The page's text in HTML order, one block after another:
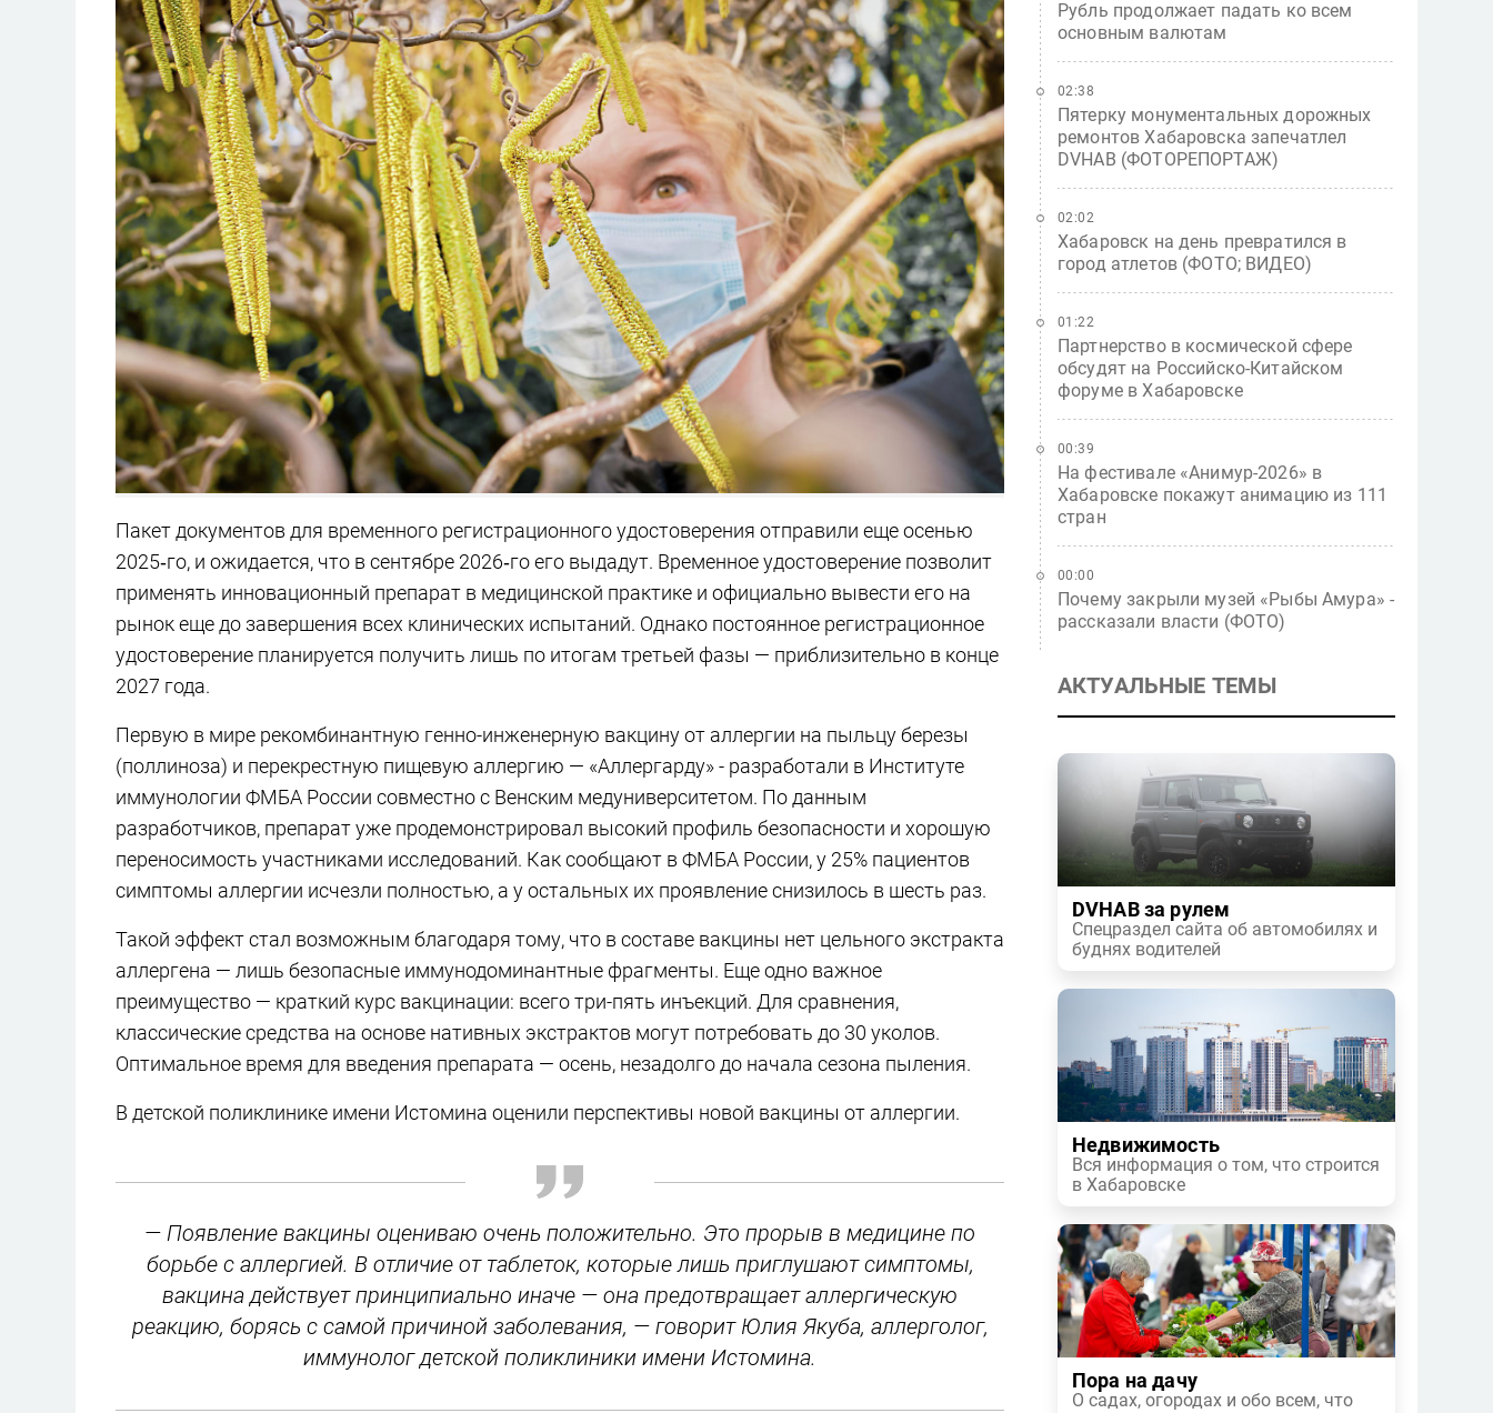
Пакет документов для временного регистрационного удостоверения отправили еще осенью
2025‑го, и ожидается, что в сентябре 2026‑го его выдадут. Временное удостоверение позволит
применять инновационный препарат в медицинской практике и официально вывести его на
рынок еще до завершения всех клинических испытаний. Однако постоянное регистрационное
удостоверение планируется получить лишь по итогам третьей фазы — приблизительно в конце
2027 года.
Первую в мире рекомбинантную генно-инженерную вакцину от аллергии на пыльцу березы
(поллиноза) и перекрестную пищевую аллергию — «Аллергарду» - разработали в Институте
иммунологии ФМБА России совместно с Венским медуниверситетом. По данным
разработчиков, препарат уже продемонстрировал высокий профиль безопасности и хорошую
переносимость участниками исследований. Как сообщают в ФМБА России, у 25% пациентов
симптомы аллергии исчезли полностью, а у остальных их проявление снизилось в шесть раз.
Такой эффект стал возможным благодаря тому, что в составе вакцины нет цельного экстракта
аллергена — лишь безопасные иммунодоминантные фрагменты. Еще одно важное
преимущество — краткий курс вакцинации: всего три-пять инъекций. Для сравнения,
классические средства на основе нативных экстрактов могут потребовать до 30 уколов.
Оптимальное время для введения препарата — осень, незадолго до начала сезона пыления.
В детской поликлинике имени Истомина оценили перспективы новой вакцины от аллергии.
— Появление вакцины оцениваю очень положительно. Это прорыв в медицине по
борьбе с аллергией. В отличие от таблеток, которые лишь приглушают симптомы,
вакцина действует принципиально иначе — она предотвращает аллергическую
реакцию, борясь с самой причиной заболевания, — говорит Юлия Якуба, аллерголог,
иммунолог детской поликлиники имени Истомина.
Рубль продолжает падать ко всем
основным валютам
Пятерку монументальных дорожных
ремонтов Хабаровска запечатлел
DVHAB (ФОТОРЕПОРТАЖ)
02:38
Хабаровск на день превратился в
город атлетов (ФОТО; ВИДЕО)
02:02
Партнерство в космической сфере
обсудят на Российско-Китайском
форуме в Хабаровске
01:22
На фестивале «Анимур-2026» в
Хабаровске покажут анимацию из 111
стран
00:39
Почему закрыли музей «Рыбы Амура» -
рассказали власти (ФОТО)
00:00
АКТУАЛЬНЫЕ ТЕМЫ
DVHAB за рулем
Спецраздел сайта об автомобилях и
буднях водителей
Недвижимость
Вся информация о том, что строится
в Хабаровске
Пора на дачу
О садах, огородах и обо всем, что